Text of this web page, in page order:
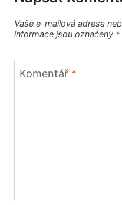
Vaše e-mailová adresa
informace jsou označeny *
Komentář *